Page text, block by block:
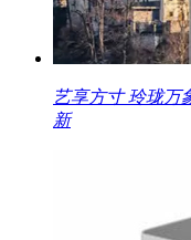
艺享方寸 玲珑万
新